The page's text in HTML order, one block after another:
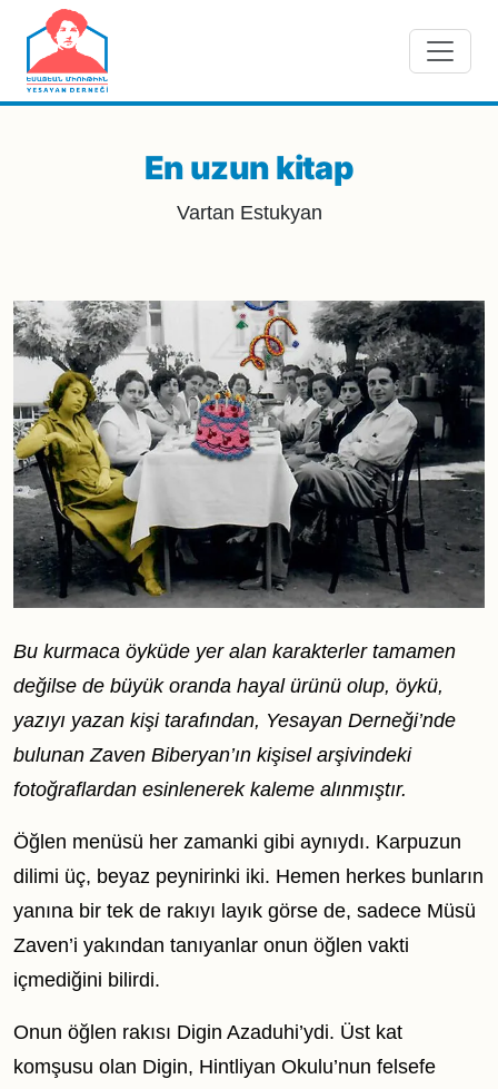
Skip to main content
En uzun kitap
Vartan Estukyan
Bu kurmaca öyküde yer alan karakterler tamamen
değilse de büyük oranda hayal ürünü olup, öykü,
yazıyı yazan kişi tarafından, Yesayan Derneği’nde
bulunan Zaven Biberyan’ın kişisel arşivindeki
fotoğraflardan esinlenerek kaleme alınmıştır.
Öğlen menüsü her zamanki gibi aynıydı. Karpuzun
dilimi üç, beyaz peynirinki iki. Hemen herkes bunların
yanına bir tek de rakıyı layık görse de, sadece Müsü
Zaven’i yakından tanıyanlar onun öğlen vakti
içmediğini bilirdi.
Onun öğlen rakısı Digin Azaduhi’ydi. Üst kat
komşusu olan Digin, Hintliyan Okulu’nun felsefe